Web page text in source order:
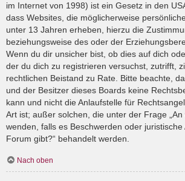
im Internet von 1998) ist ein Gesetz in den
dass Websites, die möglicherweise
unter 13 Jahren erheben, hierzu die
beziehungsweise des oder der
Wenn du dir unsicher bist, ob dies auf dich
der du dich zu registrieren versuchst, zutrifft,
rechtlichen Beistand zu Rate. Bitte beachte,
und der Besitzer dieses Boards keine
kann und nicht die Anlaufstelle für
Art ist; außer solchen, die unter der Frage „An
wenden, falls es Beschwerden oder
Forum gibt?“ behandelt werden.
Nach oben